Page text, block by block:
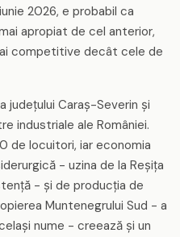
2026, e probabil ca
apropiat de cel anterior,
competitive decât cele de
județului Caraș-Severin și
industriale ale României.
de locuitori, iar economia
- uzina de la Reșița
- și de producția de
Muntenegrului Sud - a
nume - creează și un